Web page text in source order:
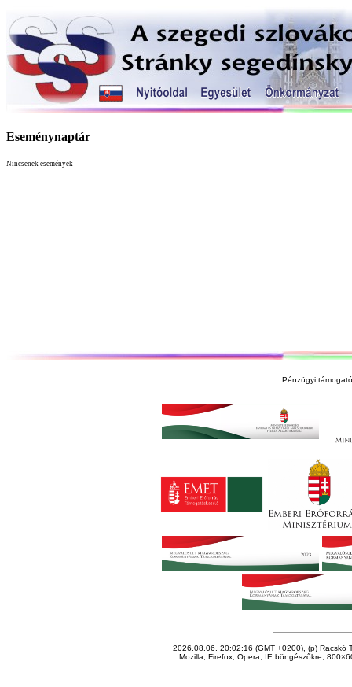
Eseménynaptár
Nincsenek események
Pénzügyi
2026.08.06. 20:02:16 (GMT +0200), (p) Racskó
Mozilla, Firefox, Opera, IE böngészőkre,